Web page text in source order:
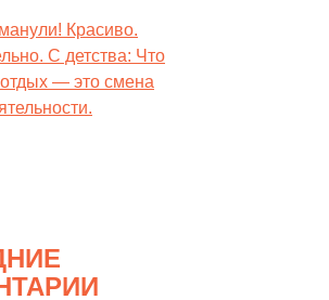
Красиво.
С детства: Что
— это смена